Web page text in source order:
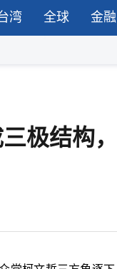
湾 全球 金融
极结构